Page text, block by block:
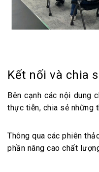
Kết nối và chia
Bên cạnh các nội dung
thực tiễn, chia sẻ những
Thông qua các phiên
phần nâng cao chất